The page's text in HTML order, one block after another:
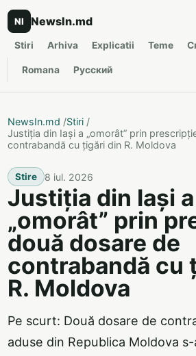
NI NewsIn.md
Stiri Arhiva Explicatii Teme
Romana Русский
NewsIn.md /Stiri /
Justiția din Iași a „omorât” prin
contrabandă cu țigări din R. Moldova
Stire 8 iul. 2026
Justiția din Iași a
„omorât” prin
două dosare de
contrabandă cu
R. Moldova
Pe scurt: Două dosare de
aduse din Republica Moldova